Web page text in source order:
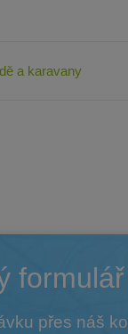
a karavany
formulář
přes náš